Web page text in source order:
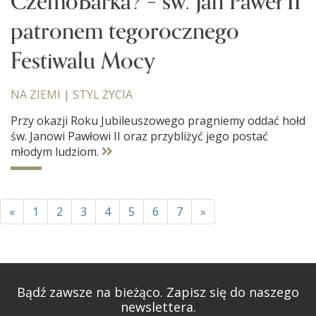
patronem tegorocznego
Festiwalu Mocy
NA ZIEMI | STYL ŻYCIA
Przy okazji Roku Jubileuszowego pragniemy oddać hołd
św. Janowi Pawłowi II oraz przybliżyć jego postać
młodym ludziom.
« 1 2 3 4 5 6 7 »
Bądź zawsze na bieżąco. Zapisz się do naszego
newslettera.